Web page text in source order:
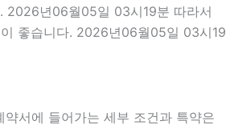
2026년06월05일 03시19분 따라서
좋습니다. 2026년06월05일 03시19
서에 들어가는 세부 조건과 특약은